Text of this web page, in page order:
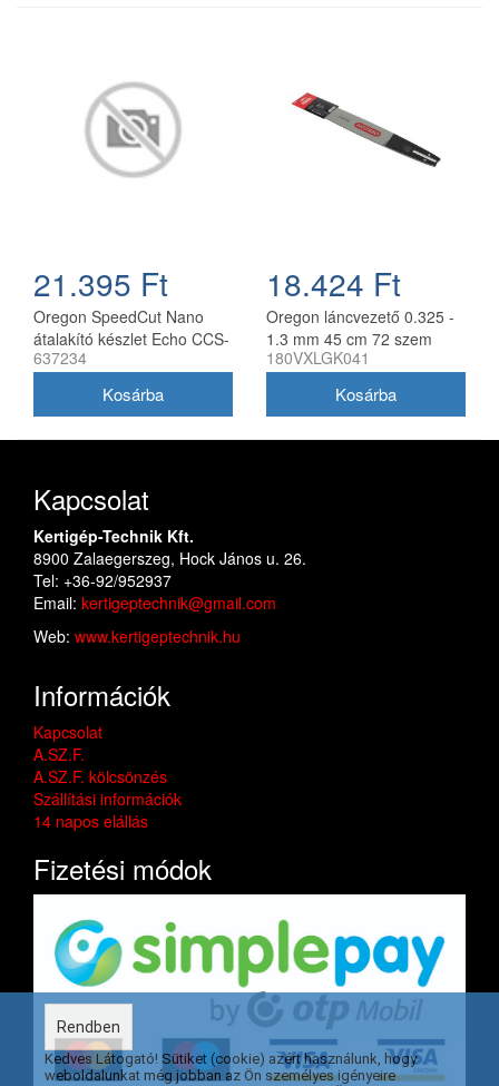
21.395 Ft
Oregon SpeedCut Nano
átalakító készlet Echo CCS-
58V láncfűrészhez 40 cm
637234
18.424 Ft
Oregon láncvezető 0.325 -
1.3 mm 45 cm 72 szem
Husqvarna fűrészekhez
180VXLGK041
Kapcsolat
Kertigép-Technik Kft.
8900 Zalaegerszeg, Hock János u. 26.
Tel: +36-92/952937
Email: kertigeptechnik@gmail.com
Web: www.kertigeptechnik.hu
Információk
Kapcsolat
A.SZ.F.
A.SZ.F. kölcsönzés
Szállítási információk
14 napos elállás
Fizetési módok
Rendben
Kedves Látogató! Sütiket (cookie) azért használunk, hogy
weboldalunkat még jobban az Ön személyes igényeire